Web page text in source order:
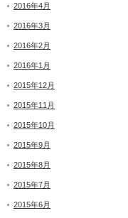
2016年4月
2016年3月
2016年2月
2016年1月
2015年12月
2015年11月
2015年10月
2015年9月
2015年8月
2015年7月
2015年6月